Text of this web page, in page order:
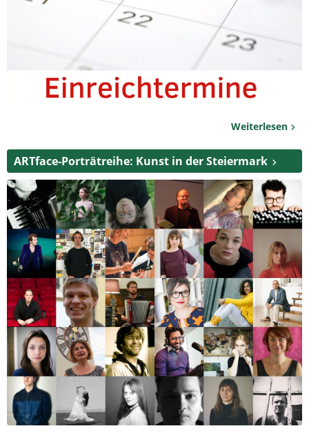
Weiterlesen
ARTface-Porträtreihe: Kunst in der Steiermark